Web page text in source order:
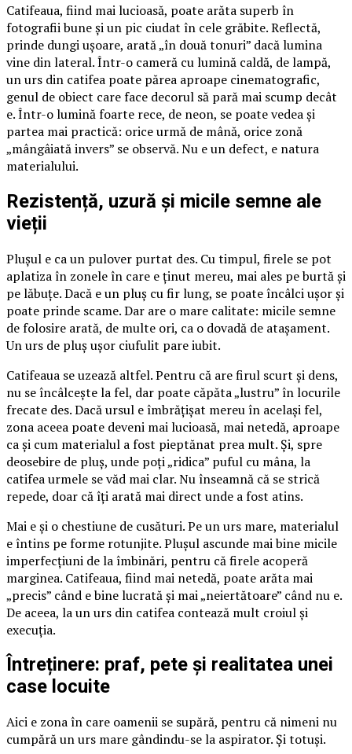
Catifeaua, fiind mai lucioasă, poate arăta superb în
fotografii bune și un pic ciudat în cele grăbite. Reflectă,
prinde dungi ușoare, arată „în două tonuri” dacă lumina
vine din lateral. Într-o cameră cu lumină caldă, de lampă,
un urs din catifea poate părea aproape cinematografic,
genul de obiect care face decorul să pară mai scump decât
e. Într-o lumină foarte rece, de neon, se poate vedea și
partea mai practică: orice urmă de mână, orice zonă
„mângâiată invers” se observă. Nu e un defect, e natura
materialului.
Rezistență, uzură și micile semne ale
vieții
Plușul e ca un pulover purtat des. Cu timpul, firele se pot
aplatiza în zonele în care e ținut mereu, mai ales pe burtă și
pe lăbuțe. Dacă e un pluș cu fir lung, se poate încâlci ușor și
poate prinde scame. Dar are o mare calitate: micile semne
de folosire arată, de multe ori, ca o dovadă de atașament.
Un urs de pluș ușor ciufulit pare iubit.
Catifeaua se uzează altfel. Pentru că are firul scurt și dens,
nu se încâlcește la fel, dar poate căpăta „lustru” în locurile
frecate des. Dacă ursul e îmbrățișat mereu în același fel,
zona aceea poate deveni mai lucioasă, mai netedă, aproape
ca și cum materialul a fost pieptănat prea mult. Și, spre
deosebire de pluș, unde poți „ridica” puful cu mâna, la
catifea urmele se văd mai clar. Nu înseamnă că se strică
repede, doar că îți arată mai direct unde a fost atins.
Mai e și o chestiune de cusături. Pe un urs mare, materialul
e întins pe forme rotunjite. Plușul ascunde mai bine micile
imperfecțiuni de la îmbinări, pentru că firele acoperă
marginea. Catifeaua, fiind mai netedă, poate arăta mai
„precis” când e bine lucrată și mai „neiertătoare” când nu e.
De aceea, la un urs din catifea contează mult croiul și
execuția.
Întreținere: praf, pete și realitatea unei
case locuite
Aici e zona în care oamenii se supără, pentru că nimeni nu
cumpără un urs mare gândindu-se la aspirator. Și totuși.